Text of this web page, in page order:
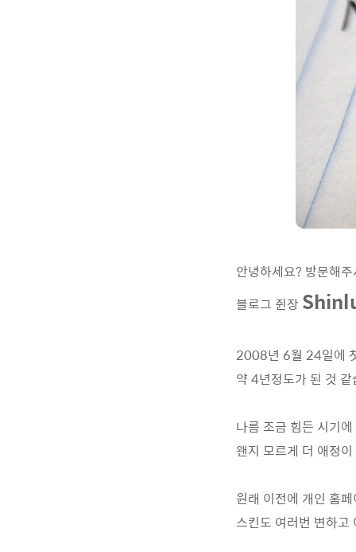
안녕하세요? 방문해
블로그 쥔장
2008년 6월 24일에
약 4년정도가 된 것
나름 조금 힘든 시기
왠지 모르게 더 애정
원래 이전에 개인 홈
스킨도 여러번 변하고